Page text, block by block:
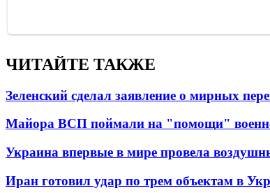
ЧИТАЙТЕ ТАКЖЕ
Зеленский сделал заявление о мирных
Майора ВСП поймали на "помощи"
Украина впервые в мире провела
Иран готовил удар по трем объектам в